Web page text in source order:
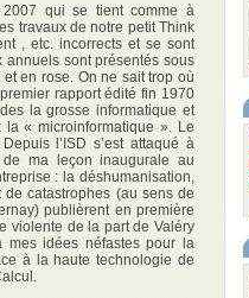
2007 qui se tient comme à
travaux de notre petit Think
, etc. incorrects et se sont
sont présentés sous
en rose. On ne sait trop où
rapport édité fin 1970
la grosse informatique et
« microinformatique ». Le
l’ISD s’est attaqué à
de ma leçon inaugurale au
: la déshumanisation,
de catastrophes (au sens de
publièrent en première
violente de la part de Valéry
mes idées néfastes pour la
à la haute technologie de